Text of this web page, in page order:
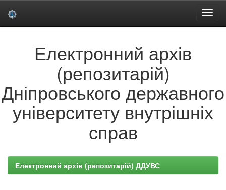
Електронний архів
(репозитарій)
Дніпровського державного
університету внутрішніх
справ
Електронний архів (репозитарій) ДДУВС